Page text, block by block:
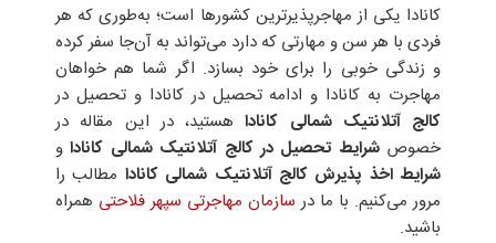
کانادا یکی از مهاجرپذیرترین کشورها است؛ به‌طوری که‌ هر
فردی با هر سن و مهارتی که دارد می‌تواند به آن‌جا سفر کرده
و زندگی خوبی را برای خود بسازد. اگر شما هم خواهان
مهاجرت به کانادا و ادامه تحصیل در کانادا و تحصیل در
کالج آتلانتیک شمالی کاناداهستید، در این مقاله در
خصوصشرایط تحصیل در کالج آتلانتیک شمالی کاناداو
شرایط اخذ پذیرش کالج آتلانتیک شمالی کانادا مطالب را
مرور می‌کنیم. با ما در سازمان مهاجرتی سپهر فلاحتی همراه
باشید.